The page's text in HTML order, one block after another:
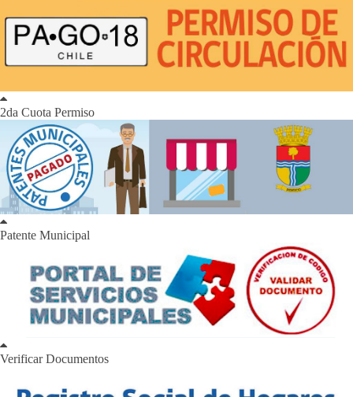
2da Cuota Permiso
Patente Municipal
Verificar Documentos